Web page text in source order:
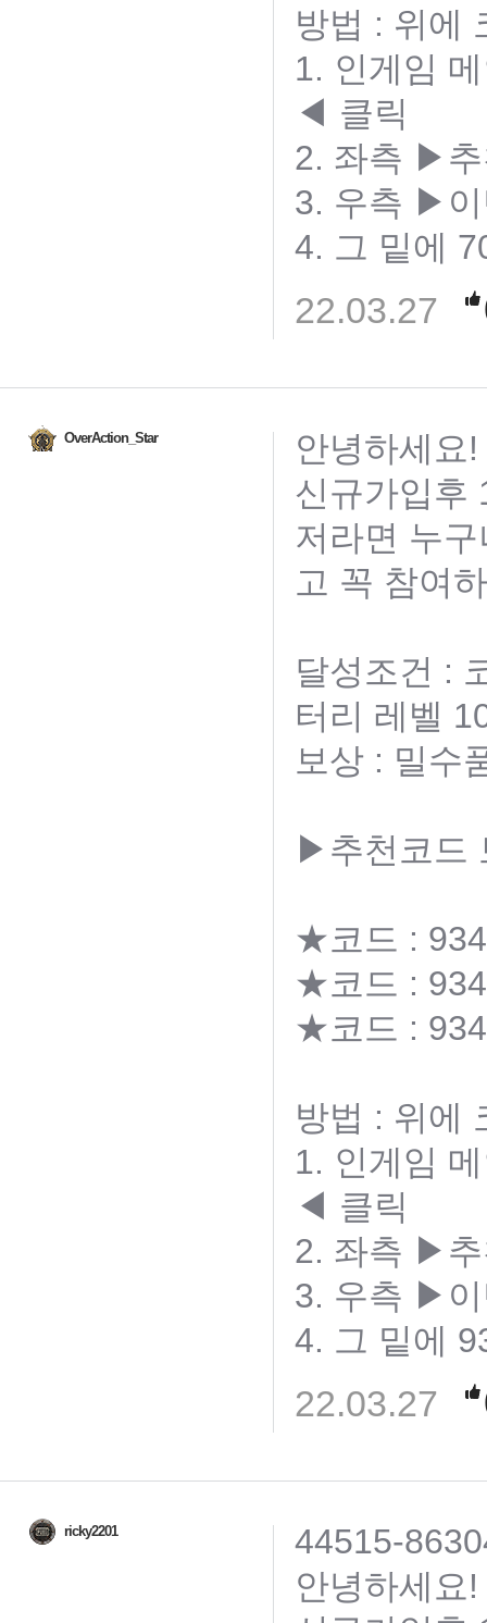
방법 : 위에
1. 인게임
◀ 클릭
2. 좌측 ▶
3. 우측 ▶
4. 그 밑에
22.03.27
OverAction_Star
안녕하세요!
신규가입후
저라면 누
고 꼭 참여
달성조건 :
터리 레벨
보상 : 밀수
▶추천코드
★코드 :
★코드 :
★코드 :
방법 : 위에
1. 인게임
◀ 클릭
2. 좌측 ▶
3. 우측 ▶
4. 그 밑에
22.03.27
ricky2201
44515-
안녕하세요!